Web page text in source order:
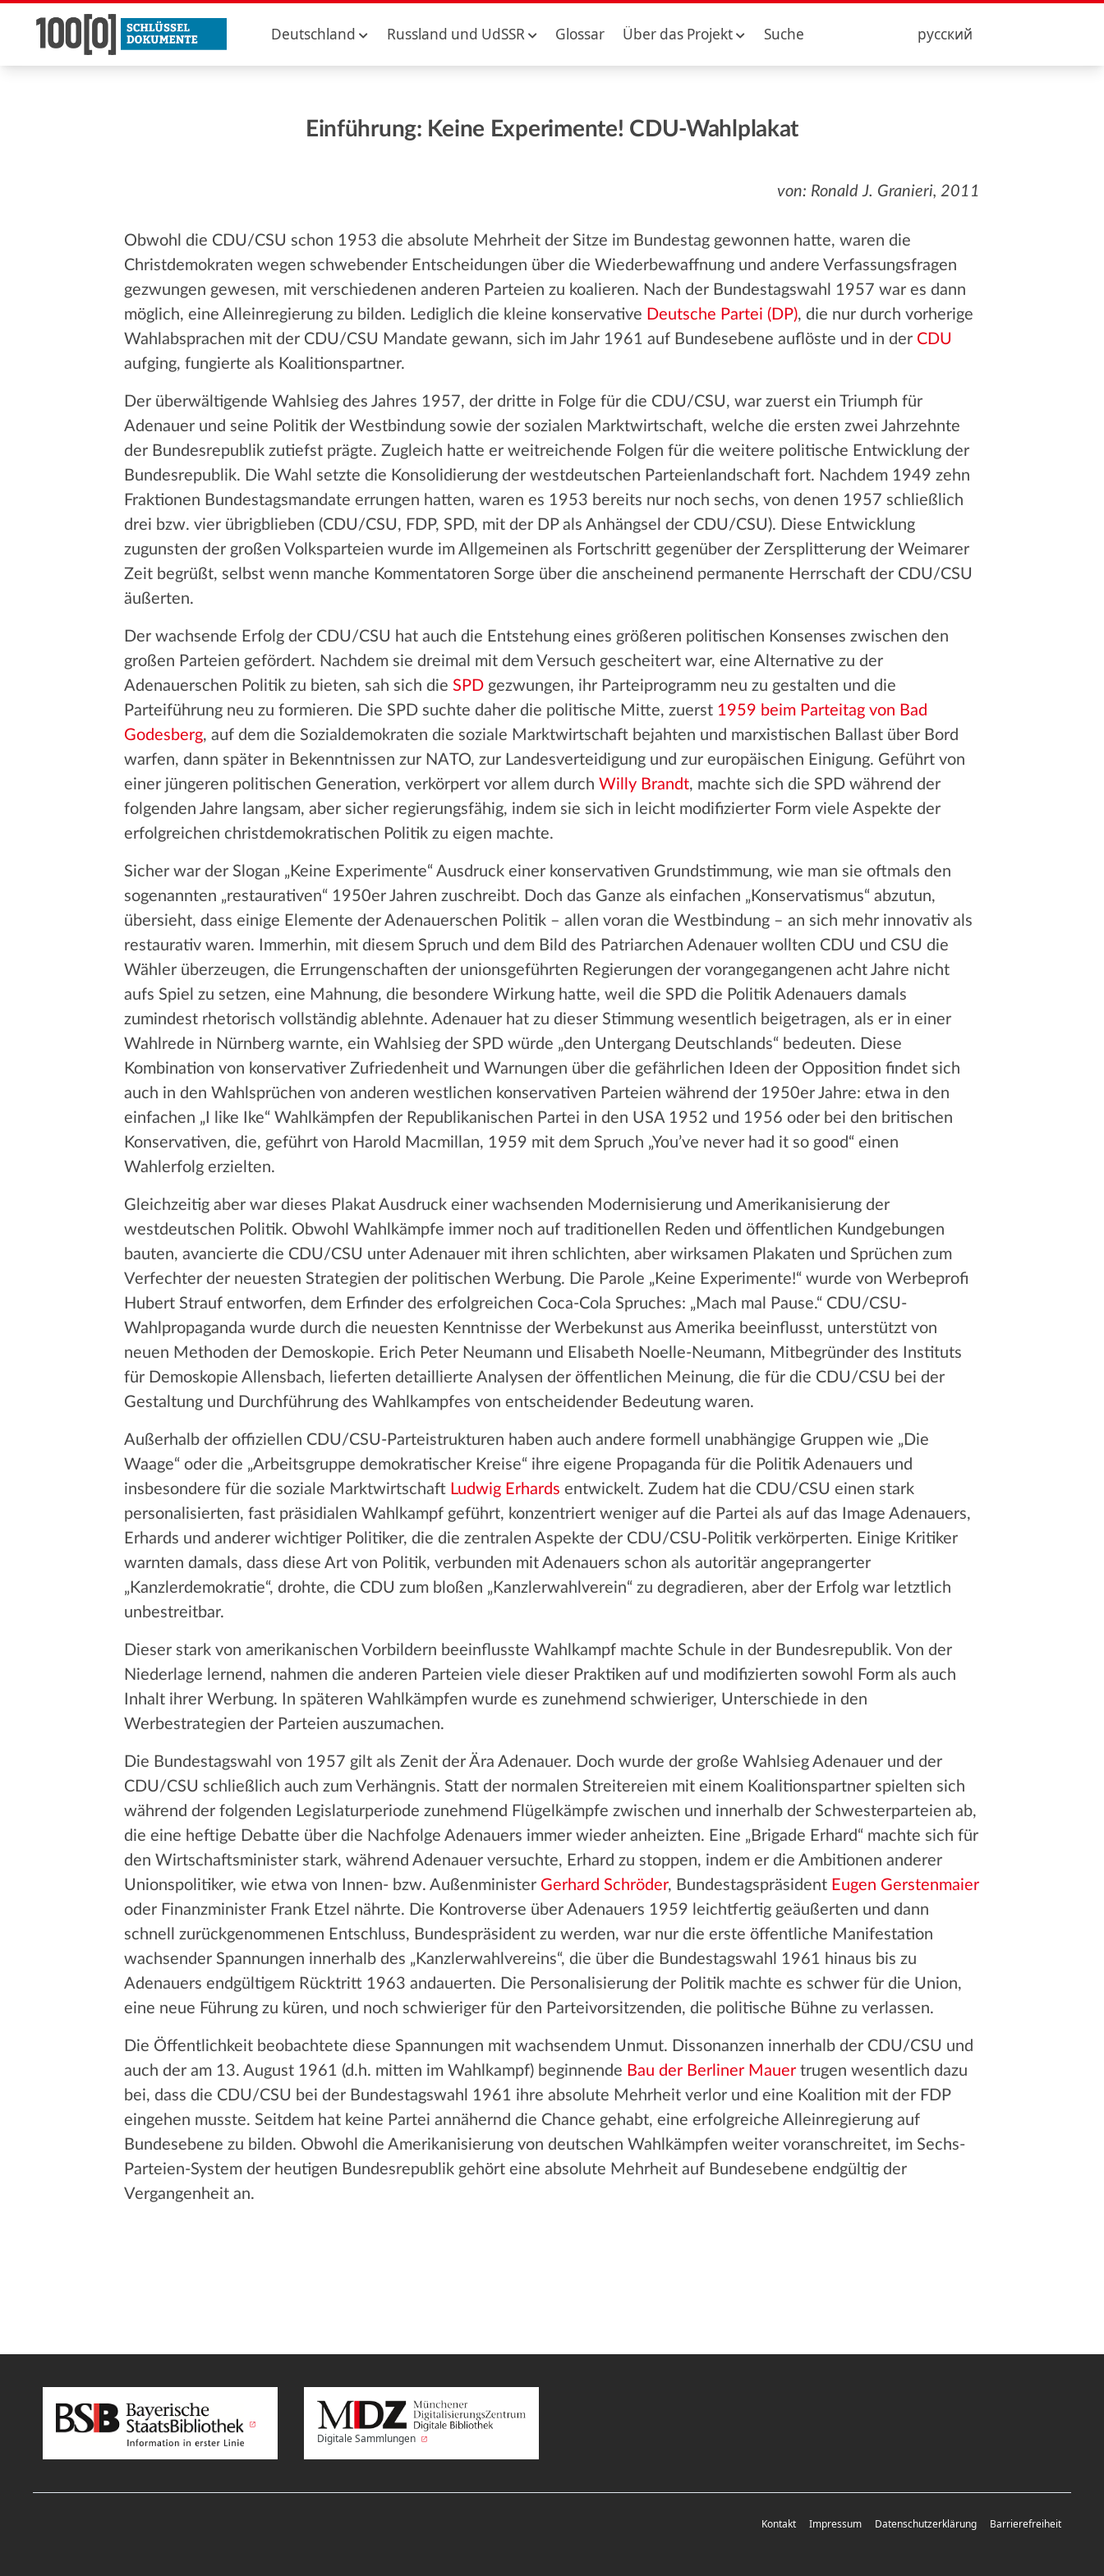
Deutschland Russland und UdSSR Glossar Über das Projekt Suche русский
Einführung: Keine Experimente! CDU-Wahlplakat
von: Ronald J. Granieri, 2011
Obwohl die CDU/CSU schon 1953 die absolute Mehrheit der Sitze im Bundestag gewonnen hatte, waren die
Christdemokraten wegen schwebender Entscheidungen über die Wiederbewaffnung und andere Verfassungsfragen
gezwungen gewesen, mit verschiedenen anderen Parteien zu koalieren. Nach der Bundestagswahl 1957 war es dann
möglich, eine Alleinregierung zu bilden. Lediglich die kleine konservative Deutsche Partei (DP), die nur durch vorherige
Wahlabsprachen mit der CDU/CSU Mandate gewann, sich im Jahr 1961 auf Bundesebene auflöste und in der CDU
aufging, fungierte als Koalitionspartner.
Der überwältigende Wahlsieg des Jahres 1957, der dritte in Folge für die CDU/CSU, war zuerst ein Triumph für
Adenauer und seine Politik der Westbindung sowie der sozialen Marktwirtschaft, welche die ersten zwei Jahrzehnte
der Bundesrepublik zutiefst prägte. Zugleich hatte er weitreichende Folgen für die weitere politische Entwicklung der
Bundesrepublik. Die Wahl setzte die Konsolidierung der westdeutschen Parteienlandschaft fort. Nachdem 1949 zehn
Fraktionen Bundestagsmandate errungen hatten, waren es 1953 bereits nur noch sechs, von denen 1957 schließlich
drei bzw. vier übrigblieben (CDU/CSU, FDP, SPD, mit der DP als Anhängsel der CDU/CSU). Diese Entwicklung
zugunsten der großen Volksparteien wurde im Allgemeinen als Fortschritt gegenüber der Zersplitterung der Weimarer
Zeit begrüßt, selbst wenn manche Kommentatoren Sorge über die anscheinend permanente Herrschaft der CDU/CSU
äußerten.
Der wachsende Erfolg der CDU/CSU hat auch die Entstehung eines größeren politischen Konsenses zwischen den
großen Parteien gefördert. Nachdem sie dreimal mit dem Versuch gescheitert war, eine Alternative zu der
Adenauerschen Politik zu bieten, sah sich die SPDgezwungen, ihr Parteiprogramm neu zu gestalten und die
Parteiführung neu zu formieren. Die SPD suchte daher die politische Mitte, zuerst 1959 beim Parteitag von Bad
Godesberg, auf dem die Sozialdemokraten die soziale Marktwirtschaft bejahten und marxistischen Ballast über Bord
warfen, dann später in Bekenntnissen zur NATO, zur Landesverteidigung und zur europäischen Einigung. Geführt von
einer jüngeren politischen Generation, verkörpert vor allem durch Willy Brandt, machte sich die SPD während der
folgenden Jahre langsam, aber sicher regierungsfähig, indem sie sich in leicht modifizierter Form viele Aspekte der
erfolgreichen christdemokratischen Politik zu eigen machte.
Sicher war der Slogan „Keine Experimente“ Ausdruck einer konservativen Grundstimmung, wie man sie oftmals den
sogenannten „restaurativen“ 1950er Jahren zuschreibt. Doch das Ganze als einfachen „Konservatismus“ abzutun,
übersieht, dass einige Elemente der Adenauerschen Politik – allen voran die Westbindung – an sich mehr innovativ als
restaurativ waren. Immerhin, mit diesem Spruch und dem Bild des Patriarchen Adenauer wollten CDU und CSU die
Wähler überzeugen, die Errungenschaften der unionsgeführten Regierungen der vorangegangenen acht Jahre nicht
aufs Spiel zu setzen, eine Mahnung, die besondere Wirkung hatte, weil die SPD die Politik Adenauers damals
zumindest rhetorisch vollständig ablehnte. Adenauer hat zu dieser Stimmung wesentlich beigetragen, als er in einer
Wahlrede in Nürnberg warnte, ein Wahlsieg der SPD würde „den Untergang Deutschlands“ bedeuten. Diese
Kombination von konservativer Zufriedenheit und Warnungen über die gefährlichen Ideen der Opposition findet sich
auch in den Wahlsprüchen von anderen westlichen konservativen Parteien während der 1950er Jahre: etwa in den
einfachen „I like Ike“ Wahlkämpfen der Republikanischen Partei in den USA 1952 und 1956 oder bei den britischen
Konservativen, die, geführt von Harold Macmillan, 1959 mit dem Spruch „You’ve never had it so good“ einen
Wahlerfolg erzielten.
Gleichzeitig aber war dieses Plakat Ausdruck einer wachsenden Modernisierung und Amerikanisierung der
westdeutschen Politik. Obwohl Wahlkämpfe immer noch auf traditionellen Reden und öffentlichen Kundgebungen
bauten, avancierte die CDU/CSU unter Adenauer mit ihren schlichten, aber wirksamen Plakaten und Sprüchen zum
Verfechter der neuesten Strategien der politischen Werbung. Die Parole „Keine Experimente!“ wurde von Werbeprofi
Hubert Strauf entworfen, dem Erfinder des erfolgreichen Coca-Cola Spruches: „Mach mal Pause.“ CDU/CSU-
Wahlpropaganda wurde durch die neuesten Kenntnisse der Werbekunst aus Amerika beeinflusst, unterstützt von
neuen Methoden der Demoskopie. Erich Peter Neumann und Elisabeth Noelle-Neumann, Mitbegründer des Instituts
für Demoskopie Allensbach, lieferten detaillierte Analysen der öffentlichen Meinung, die für die CDU/CSU bei der
Gestaltung und Durchführung des Wahlkampfes von entscheidender Bedeutung waren.
Außerhalb der offiziellen CDU/CSU-Parteistrukturen haben auch andere formell unabhängige Gruppen wie „Die
Waage“ oder die „Arbeitsgruppe demokratischer Kreise“ ihre eigene Propaganda für die Politik Adenauers und
insbesondere für die soziale Marktwirtschaft Ludwig Erhards entwickelt. Zudem hat die CDU/CSU einen stark
personalisierten, fast präsidialen Wahlkampf geführt, konzentriert weniger auf die Partei als auf das Image Adenauers,
Erhards und anderer wichtiger Politiker, die die zentralen Aspekte der CDU/CSU-Politik verkörperten. Einige Kritiker
warnten damals, dass diese Art von Politik, verbunden mit Adenauers schon als autoritär angeprangerter
„Kanzlerdemokratie“, drohte, die CDU zum bloßen „Kanzlerwahlverein“ zu degradieren, aber der Erfolg war letztlich
unbestreitbar.
Dieser stark von amerikanischen Vorbildern beeinflusste Wahlkampf machte Schule in der Bundesrepublik. Von der
Niederlage lernend, nahmen die anderen Parteien viele dieser Praktiken auf und modifizierten sowohl Form als auch
Inhalt ihrer Werbung. In späteren Wahlkämpfen wurde es zunehmend schwieriger, Unterschiede in den
Werbestrategien der Parteien auszumachen.
Die Bundestagswahl von 1957 gilt als Zenit der Ära Adenauer. Doch wurde der große Wahlsieg Adenauer und der
CDU/CSU schließlich auch zum Verhängnis. Statt der normalen Streitereien mit einem Koalitionspartner spielten sich
während der folgenden Legislaturperiode zunehmend Flügelkämpfe zwischen und innerhalb der Schwesterparteien ab,
die eine heftige Debatte über die Nachfolge Adenauers immer wieder anheizten. Eine „Brigade Erhard“ machte sich für
den Wirtschaftsminister stark, während Adenauer versuchte, Erhard zu stoppen, indem er die Ambitionen anderer
Unionspolitiker, wie etwa von Innen- bzw. Außenminister Gerhard Schröder, Bundestagspräsident Eugen Gerstenmaier
oder Finanzminister Frank Etzel nährte. Die Kontroverse über Adenauers 1959 leichtfertig geäußerten und dann
schnell zurückgenommenen Entschluss, Bundespräsident zu werden, war nur die erste öffentliche Manifestation
wachsender Spannungen innerhalb des „Kanzlerwahlvereins“, die über die Bundestagswahl 1961 hinaus bis zu
Adenauers endgültigem Rücktritt 1963 andauerten. Die Personalisierung der Politik machte es schwer für die Union,
eine neue Führung zu küren, und noch schwieriger für den Parteivorsitzenden, die politische Bühne zu verlassen.
Die Öffentlichkeit beobachtete diese Spannungen mit wachsendem Unmut. Dissonanzen innerhalb der CDU/CSU und
auch der am 13. August 1961 (d.h. mitten im Wahlkampf) beginnende Bau der Berliner Mauertrugen wesentlich dazu
bei, dass die CDU/CSU bei der Bundestagswahl 1961 ihre absolute Mehrheit verlor und eine Koalition mit der FDP
eingehen musste. Seitdem hat keine Partei annähernd die Chance gehabt, eine erfolgreiche Alleinregierung auf
Bundesebene zu bilden. Obwohl die Amerikanisierung von deutschen Wahlkämpfen weiter voranschreitet, im Sechs-
Parteien-System der heutigen Bundesrepublik gehört eine absolute Mehrheit auf Bundesebene endgültig der
Vergangenheit an.
Digitale Sammlungen
Kontakt Impressum Datenschutzerklärung Barrierefreiheit